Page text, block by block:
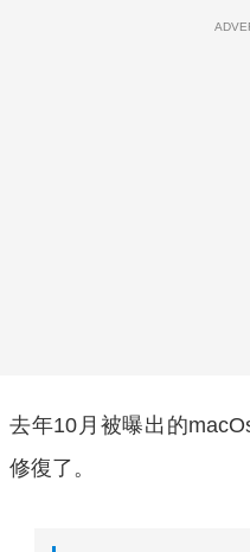
去年10月被曝出的
修復了。